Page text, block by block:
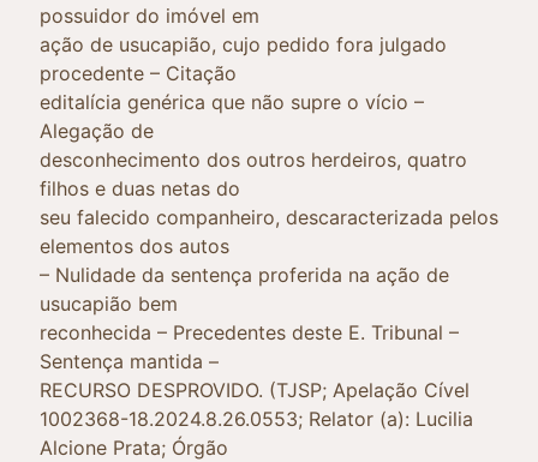
possuidor do imóvel em
ação de usucapião, cujo pedido fora julgado
procedente – Citação
editalícia genérica que não supre o vício –
Alegação de
desconhecimento dos outros herdeiros, quatro
filhos e duas netas do
seu falecido companheiro, descaracterizada pelos
elementos dos autos
– Nulidade da sentença proferida na ação de
usucapião bem
reconhecida – Precedentes deste E. Tribunal –
Sentença mantida –
RECURSO DESPROVIDO. (TJSP; Apelação Cível
1002368-18.2024.8.26.0553; Relator (a): Lucilia
Alcione Prata; Órgão